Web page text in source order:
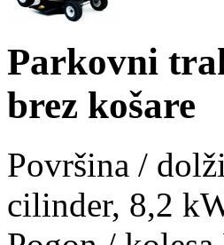
Parkovni
brez košare
Površina /
cilinder, 8,2